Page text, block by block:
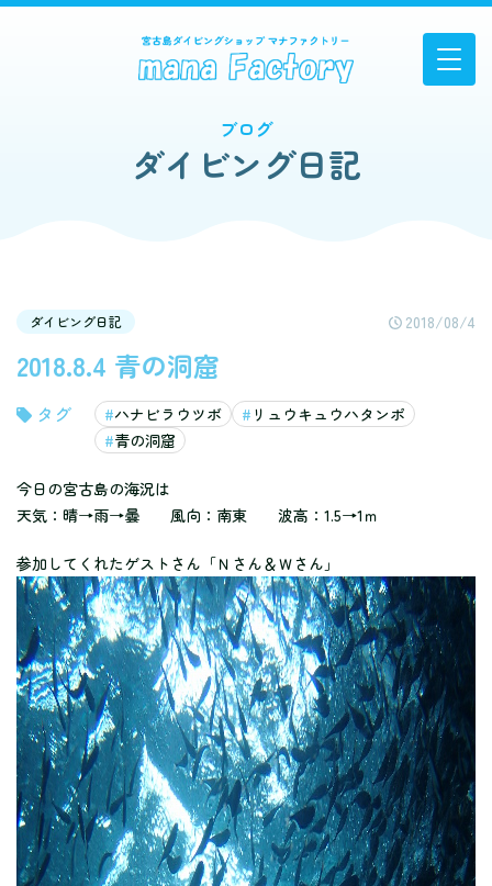
ブログ
ダイビング日記
ダイビング日記 2018/08/4
2018.8.4 青の洞窟
ハナビラウツボ
リュウキュウハタンポ
青の洞窟
今日の宮古島の海況は
天気：晴→雨→曇 風向：南東 波高：1.5→1ｍ
参加してくれたゲストさん「Ｎさん＆Ｗさん」